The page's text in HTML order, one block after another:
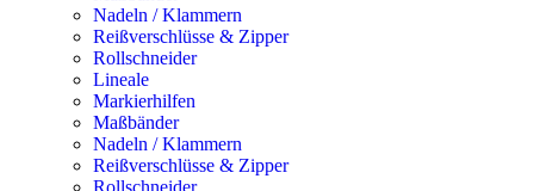
Nadeln / Klammern
Reißverschlüsse & Zipper
Rollschneider
Lineale
Markierhilfen
Maßbänder
Nadeln / Klammern
Reißverschlüsse & Zipper
Rollschneider